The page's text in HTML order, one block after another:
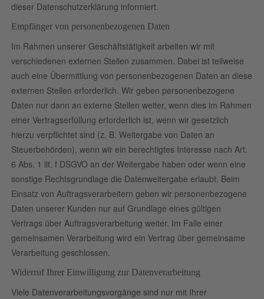
dieser Datenschutzerklärung informiert.
Empfänger von personenbezogenen Daten
Im Rahmen unserer Geschäftstätigkeit arbeiten wir mit
verschiedenen externen Stellen zusammen. Dabei ist teilweise
auch eine Übermittlung von personenbezogenen Daten an diese
externen Stellen erforderlich. Wir geben personenbezogene
Daten nur dann an externe Stellen weiter, wenn dies im Rahmen
einer Vertragserfüllung erforderlich ist, wenn wir gesetzlich
hierzu verpflichtet sind (z. B. Weitergabe von Daten an
Steuerbehörden), wenn wir ein berechtigtes Interesse nach Art.
6 Abs. 1 lit. f DSGVO an der Weitergabe haben oder wenn eine
sonstige Rechtsgrundlage die Datenweitergabe erlaubt. Beim
Einsatz von Auftragsverarbeitern geben wir personenbezogene
Daten unserer Kunden nur auf Grundlage eines gültigen
Vertrags über Auftragsverarbeitung weiter. Im Falle einer
gemeinsamen Verarbeitung wird ein Vertrag über gemeinsame
Verarbeitung geschlossen.
Widerruf Ihrer Einwilligung zur Datenverarbeitung
Viele Datenverarbeitungsvorgänge sind nur mit Ihrer